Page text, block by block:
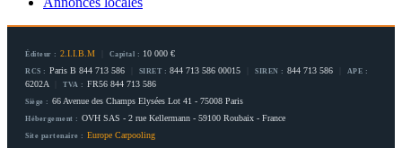
Éditeur : 2.I.I.B.M Capital : 10 000 €
RCS : Paris B 844 713 586 SIRET : 844 713 586 00015 SIREN : 844 713 586 APE :
6202A TVA : FR56 844 713 586
Siège : 66 Avenue des Champs Elysées Lot 41 - 75008 Paris
Hébergement : OVH SAS - 2 rue Kellermann - 59100 Roubaix - France
Site partenaire : Europe Carpooling